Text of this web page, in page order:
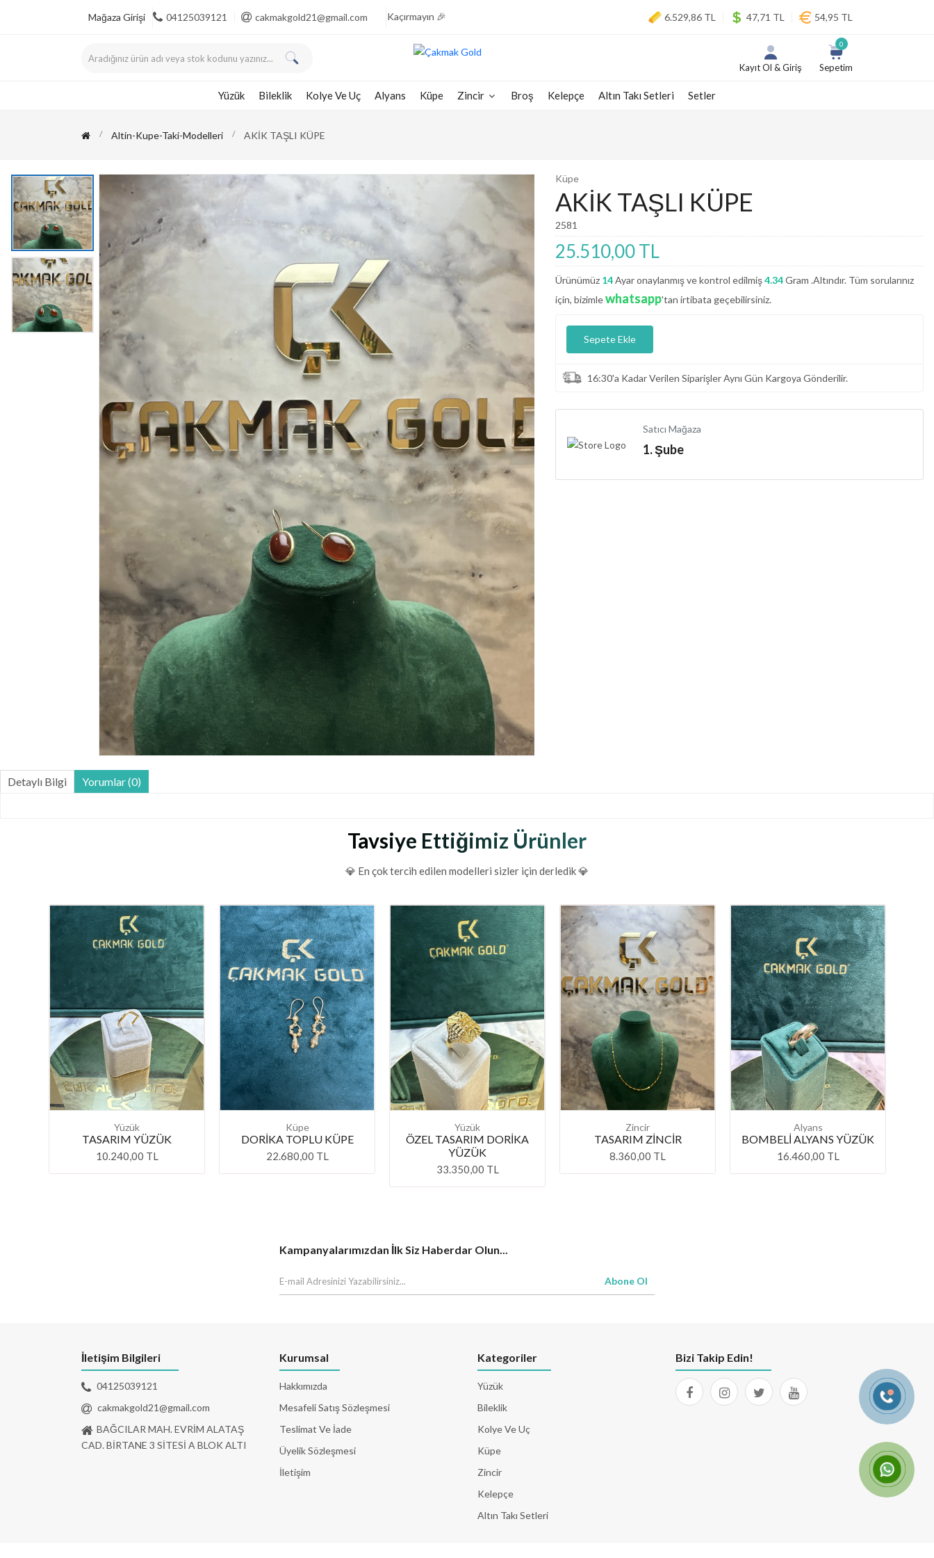
Mağaza Girişi 04125039121 cakmakgold21@gmail.com
Kaçırmayın 🎉
Sizlerle 💎
💠 Pırlantanın Büyülü Parıltısı, Yarı Fiyata Sizi Bekliyor
🎉 Işıltının Zarafeti, Fiyatlarla Yarışıyor Fırsatı
💎 Pırlantanın Muhteşem Parıltısı, Şimdi Yarı Fiyata
🧚🏻‍♀️ Göz Kamaştıran Pırlantalarda Fiyatların
Şaşırtıcılığı🧚🏻‍♀️
💠 Pırlantanın Büyülü Parıltısı, Yarı Fiyata Sizi Bekliyor
💕 Göz Kamaştıran Pırlanta Ürünlerde %50 İndirim 💕
6.529,86 TL 47,71 TL 54,95 TL
Kayıt Ol & Giriş Sepetim
0
Yüzük Bileklik Kolye Ve Uç Alyans Küpe Zincir Broş Kelepçe Altın Takı Setleri Setler
Altin-Kupe-Taki-Modelleri AKİK TAŞLI KÜPE
Küpe
AKİK TAŞLI KÜPE
2581
25.510,00 TL
Ürünümüz 14Ayar onaylanmış ve kontrol edilmiş4.34Gram .Altındır. Tüm sorularınız
için, bizimlewhatsapp'tan irtibata geçebilirsiniz.
Sepete Ekle
16:30'a Kadar Verilen Siparişler Aynı Gün Kargoya Gönderilir.
Satıcı Mağaza
1. Şube
Detaylı Bilgi Yorumlar (0)
Tavsiye Ettiğimiz Ürünler
💎 En çok tercih edilen modelleri sizler için derledik 💎
Yüzük
TASARIM YÜZÜK
10.240,00 TL
Küpe
DORİKA TOPLU KÜPE
22.680,00 TL
Yüzük
ÖZEL TASARIM DORİKA
YÜZÜK
33.350,00 TL
Zincir
TASARIM ZİNCİR
8.360,00 TL
Alyans
BOMBELİ ALYANS YÜZÜK
16.460,00 TL
Kampanyalarımızdan İlk Siz Haberdar Olun...
Abone Ol
İletişim Bilgileri
04125039121
cakmakgold21@gmail.com
BAĞCILAR MAH. EVRİM ALATAŞ
CAD. BİRTANE 3 SİTESİ A BLOK ALTI
Kurumsal
Hakkımızda
Mesafeli Satış Sözleşmesi
Teslimat Ve İade
Üyelik Sözleşmesi
İletişim
Kategoriler
Yüzük
Bileklik
Kolye Ve Uç
Küpe
Zincir
Kelepçe
Altın Takı Setleri
Bizi Takip Edin!